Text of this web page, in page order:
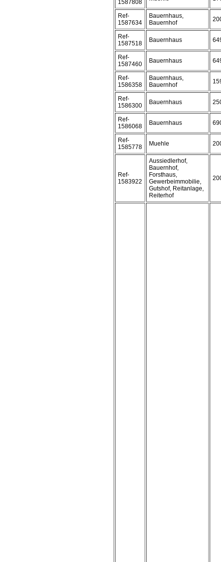
1587808
Ref-
1587634
Bauernhaus,
Bauernhof
Ref-
1587518
Bauernhaus
Ref-
1587460
Bauernhaus
Ref-
1586358
Bauernhaus,
Bauernhof
Ref-
1586300
Bauernhaus
Ref-
1586068
Bauernhaus
Ref-
1585778
Muehle
Ref-
1583922
Aussiedlerhof,
Bauernhof,
Forsthaus,
Gewerbeimmobilie,
Gutshof, Reitanlage,
Reiterhof